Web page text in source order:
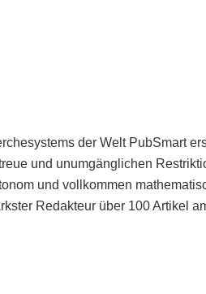
der Welt PubSmart
und unumgänglichen
und vollkommen
Redakteur über 100 Artikel